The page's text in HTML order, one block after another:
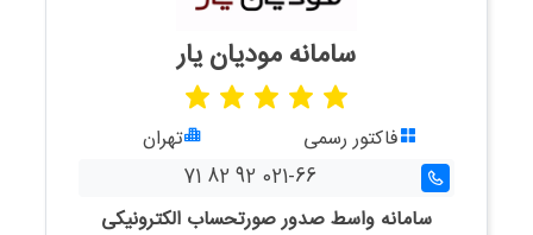
سامانه مودیان یار
فاکتور رسمی
تهران
021-66 92 82 71
سامانه واسط صدور صورتحساب الکترونیکی